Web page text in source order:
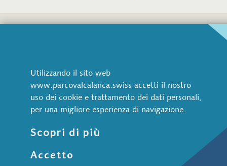
CH-6543 Arvigo
+41 91 822 70 70
info@parcovalcalanca.swiss
Natura e paesaggio
Acqua
Utilizzando il sito web
www.parcovalcalanca.swiss accetti il nostro
uso dei cookie e trattamento dei dati personali,
per una migliore esperienza di navigazione.
Scopri di più
Accetto